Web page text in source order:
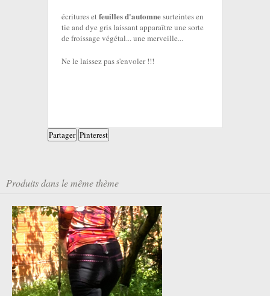
écritures etfeuilles d'automnesurteintes en
tie and dye gris laissant apparaître une sorte
de froissage végétal... une merveille...
Ne le laissez pas s'envoler !!!
Partager Pinterest
Produits dans le même thème